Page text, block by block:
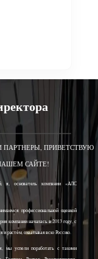
ПРИВЕТСТВУЮ
САЙТЕ!
я, основатель компании «АЛС
профессиональной оценкой
компании началась в 2013 году, с
и растём, охватывая всю Россию.
мы успели поработать с такими